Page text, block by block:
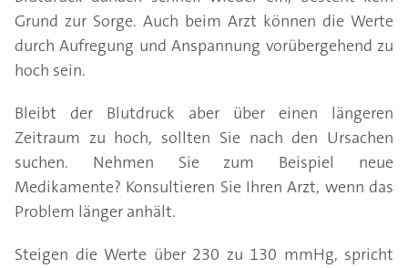
Grund zur Sorge. Auch beim Arzt können die Werte
durch Aufregung und Anspannung vorübergehend zu
hoch sein.
Bleibt der Blutdruck aber über einen längeren
Zeitraum zu hoch, sollten Sie nach den Ursachen
suchen. Nehmen Sie zum Beispiel neue
Medikamente? Konsultieren Sie Ihren Arzt, wenn das
Problem länger anhält.
Steigen die Werte über 230 zu 130 mmHg, spricht